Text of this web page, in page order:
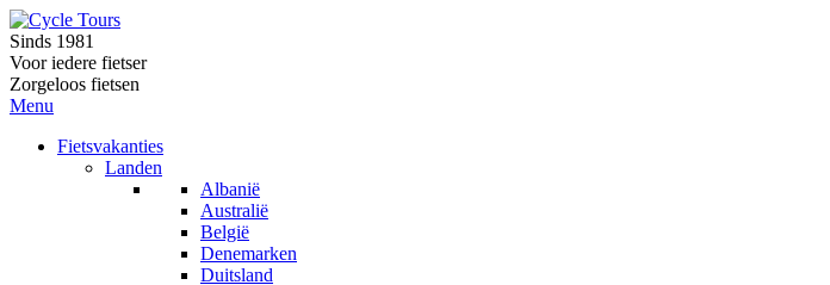
Sinds 1981
Voor iedere fietser
Zorgeloos fietsen
Menu
Fietsvakanties
Landen
Albanië
Australië
België
Denemarken
Duitsland